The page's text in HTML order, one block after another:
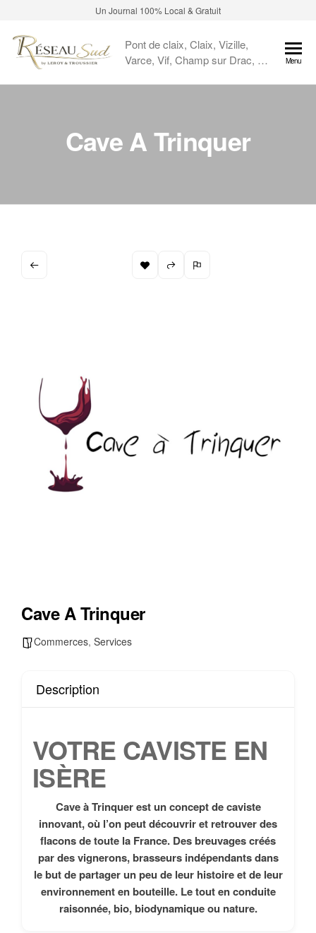
Un Journal 100% Local & Gratuit
Pont de claix, Claix, Vizille,
Varce, Vif, Champ sur Drac, …
Menu
Cave A Trinquer
Cave A Trinquer
Commerces, Services
Description
VOTRE CAVISTE EN
ISÈRE
Cave à Trinquer est un concept de caviste
innovant, où l’on peut découvrir et retrouver des
flacons de toute la France. Des breuvages créés
par des vignerons, brasseurs indépendants dans
le but de partager un peu de leur histoire et de leur
environnement en bouteille. Le tout en conduite
raisonnée, bio, biodynamique ou nature.